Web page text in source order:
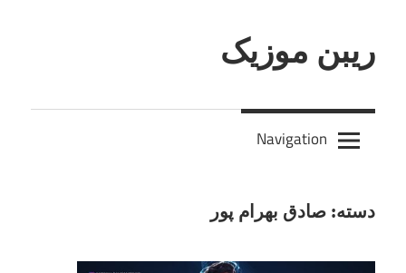
content
ریبن موزیک
mp3
جدید
Navigation
دسته: صادق بهرام پور